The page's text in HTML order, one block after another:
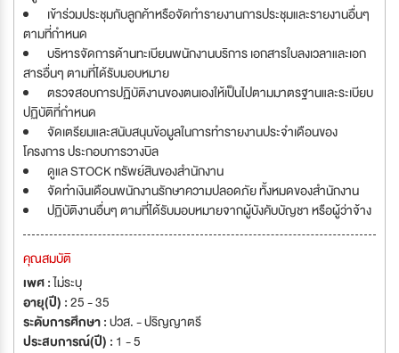
เข้าร่วมประชุมกับลูกค้าหรือจัดทำรายงานการประชุมและรายงานอื่นๆ
ตามที่กำหนด
บริหารจัดการด้านทะเบียนพนักงานบริการ เอกสารใบลงเวลาและเอก
สารอื่นๆ ตามที่ได้รับมอบหมาย
ตรวจสอบการปฏิบัติงานของตนเองให้เป็นไปตามมาตรฐานและระเบียบ
ปฏิบัติที่กำหนด
จัดเตรียมและสนับสนุนข้อมูลในการทำรายงานประจำเดือนของ
โครงการ ประกอบการวางบิล
ดูแล STOCK ทรัพย์สินของสำนักงาน
จัดทำเงินเดือนพนักงานรักษาความปลอดภัย ทั้งหมดของสำนักงาน
ปฏิบัติงานอื่นๆ ตามที่ได้รับมอบหมายจากผู้บังคับบัญชา หรือผู้ว่าจ้าง
คุณสมบัติ
เพศ :ไม่ระบุ
อายุ(ปี) :25 - 35
ระดับการศึกษา :ปวส. - ปริญญาตรี
ประสบการณ์(ปี) : 1 - 5